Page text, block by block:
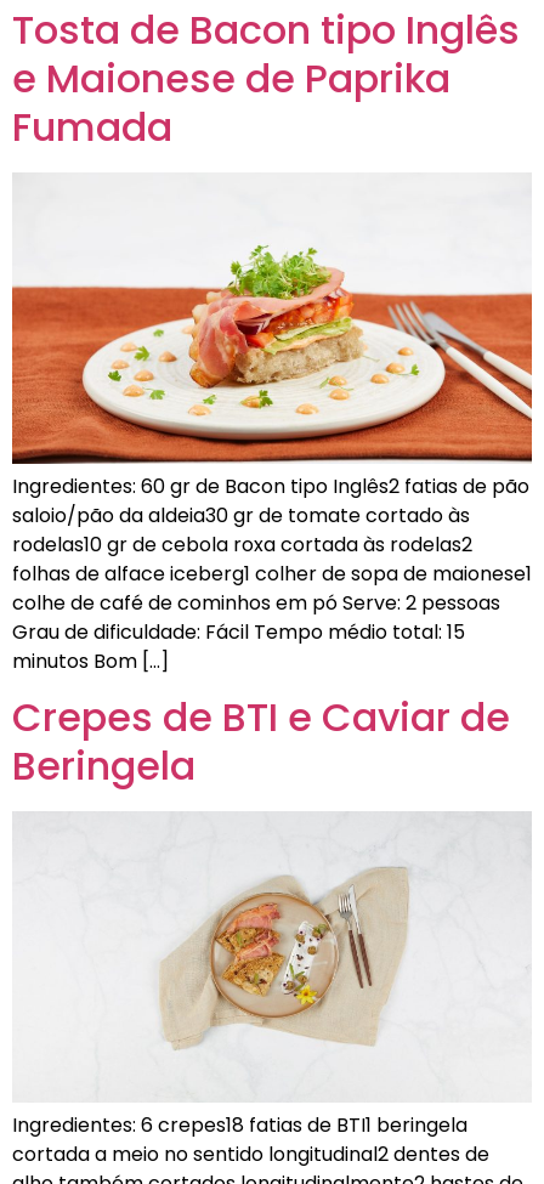
Tosta de Bacon tipo Inglês
e Maionese de Paprika
Fumada
Ingredientes: 60 gr de Bacon tipo Inglês2 fatias de pão
saloio/pão da aldeia30 gr de tomate cortado às
rodelas10 gr de cebola roxa cortada às rodelas2
folhas de alface iceberg1 colher de sopa de maionese1
colhe de café de cominhos em pó Serve: 2 pessoas
Grau de dificuldade: Fácil Tempo médio total: 15
minutos Bom […]
Crepes de BTI e Caviar de
Beringela
Ingredientes: 6 crepes18 fatias de BTI1 beringela
cortada a meio no sentido longitudinal2 dentes de